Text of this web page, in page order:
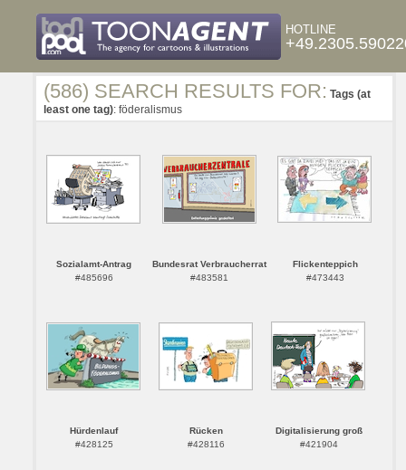
HOTLINE
(586) SEARCH RESULTS FOR: Tags (at
least one tag): föderalismus
Sozialamt-Antrag
#485696
Bundesrat Verbraucherrat
#483581
Flickenteppich
#473443
Hürdenlauf
#428125
Rücken
#428116
Digitalisierung groß
#421904